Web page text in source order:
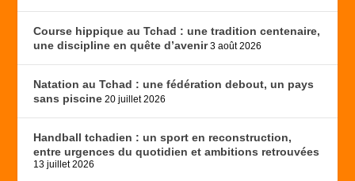
Course hippique au Tchad : une tradition centenaire,
une discipline en quête d’avenir 3 août 2026
Natation au Tchad : une fédération debout, un pays
sans piscine 20 juillet 2026
Handball tchadien : un sport en reconstruction,
entre urgences du quotidien et ambitions retrouvées
13 juillet 2026